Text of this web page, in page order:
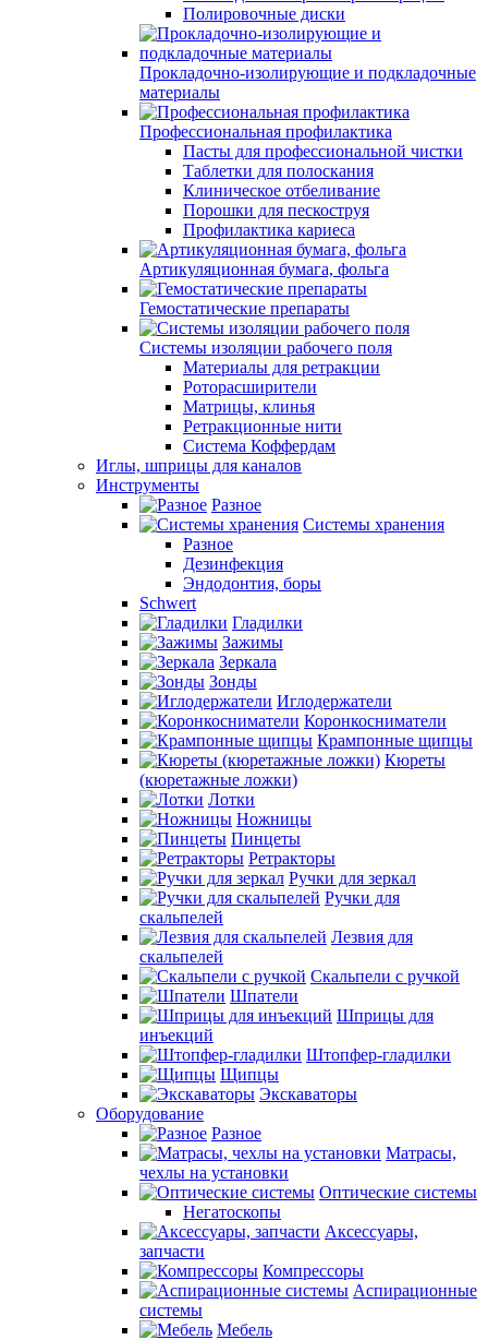
Полировочные диски
Прокладочно-изолирующие и подкладочные
материалы
Профессиональная профилактика
Пасты для профессиональной чистки
Таблетки для полоскания
Клиническое отбеливание
Порошки для пескоструя
Профилактика кариеса
Артикуляционная бумага, фольга
Гемостатические препараты
Системы изоляции рабочего поля
Материалы для ретракции
Роторасширители
Матрицы, клинья
Ретракционные нити
Система Коффердам
Иглы, шприцы для каналов
Инструменты
Разное
Системы хранения
Разное
Дезинфекция
Эндодонтия, боры
Schwert
Гладилки
Зажимы
Зеркала
Зонды
Иглодержатели
Коронкосниматели
Крампонные щипцы
Кюреты
(кюретажные ложки)
Лотки
Ножницы
Пинцеты
Ретракторы
Ручки для зеркал
Ручки для
скальпелей
Лезвия для
скальпелей
Скальпели с ручкой
Шпатели
Шприцы для
инъекций
Штопфер-гладилки
Щипцы
Экскаваторы
Оборудование
Разное
Матрасы,
чехлы на установки
Оптические системы
Негатоскопы
Аксессуары,
запчасти
Компрессоры
Аспирационные
системы
Мебель